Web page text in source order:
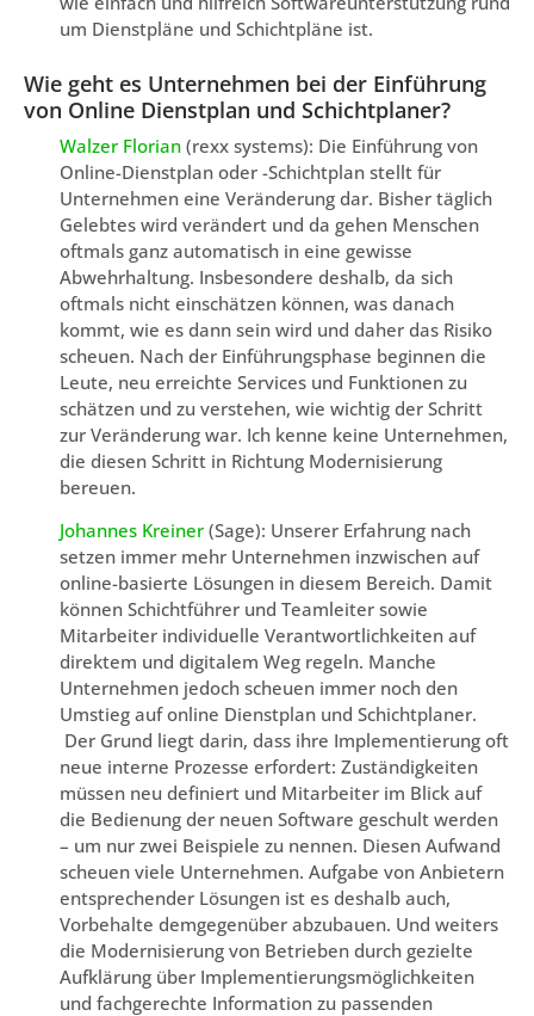
um Dienstpläne und Schichtpläne ist.
Wie geht es Unternehmen bei der Einführung
von Online Dienstplan und Schichtplaner?
Walzer Florian (rexx systems): Die Einführung von
Online-Dienstplan oder -Schichtplan stellt für
Unternehmen eine Veränderung dar. Bisher täglich
Gelebtes wird verändert und da gehen Menschen
oftmals ganz automatisch in eine gewisse
Abwehrhaltung. Insbesondere deshalb, da sich
oftmals nicht einschätzen können, was danach
kommt, wie es dann sein wird und daher das Risiko
scheuen. Nach der Einführungsphase beginnen die
Leute, neu erreichte Services und Funktionen zu
schätzen und zu verstehen, wie wichtig der Schritt
zur Veränderung war. Ich kenne keine Unternehmen,
die diesen Schritt in Richtung Modernisierung
bereuen.
Johannes Kreiner (Sage): Unserer Erfahrung nach
setzen immer mehr Unternehmen inzwischen auf
online-basierte Lösungen in diesem Bereich. Damit
können Schichtführer und Teamleiter sowie
Mitarbeiter individuelle Verantwortlichkeiten auf
direktem und digitalem Weg regeln. Manche
Unternehmen jedoch scheuen immer noch den
Umstieg auf online Dienstplan und Schichtplaner.
Der Grund liegt darin, dass ihre Implementierung oft
neue interne Prozesse erfordert: Zuständigkeiten
müssen neu definiert und Mitarbeiter im Blick auf
die Bedienung der neuen Software geschult werden
– um nur zwei Beispiele zu nennen. Diesen Aufwand
scheuen viele Unternehmen. Aufgabe von Anbietern
entsprechender Lösungen ist es deshalb auch,
Vorbehalte demgegenüber abzubauen. Und weiters
die Modernisierung von Betrieben durch gezielte
Aufklärung über Implementierungsmöglichkeiten
und fachgerechte Information zu passenden